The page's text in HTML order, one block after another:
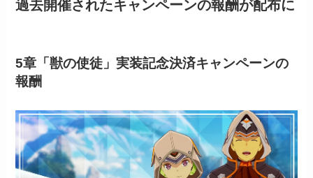
過去開催されたキャンペーンの報酬が配布に
5章「獣の使徒」実装記念決済キャンペーンの
報酬